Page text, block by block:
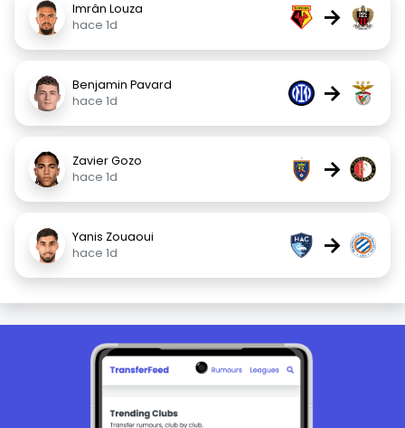
Imrân Louza
hace 1d
→
Benjamin Pavard
hace 1d
→
Zavier Gozo
hace 1d
→
Yanis Zouaoui
hace 1d
→